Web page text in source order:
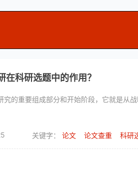
在科研选题中的作用？
究的重要组成部分和开始阶段，它就是从
关键字： 论文 论文查重 科研